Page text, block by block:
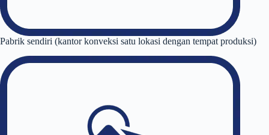
Pabrik sendiri (kantor konveksi satu lokasi dengan tempat produksi)